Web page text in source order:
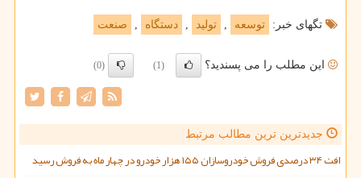
تگهای خبر: توسعه , تولید , دستگاه , صنعت
این مطلب را می پسندید؟ (1)
(0)
جدیدترین ترین مطالب مرتبط
افت ۳۴ درصدی فروش خودروسازان ۱۵۵ هزار خودرو در چهار ماه به فروش رسید